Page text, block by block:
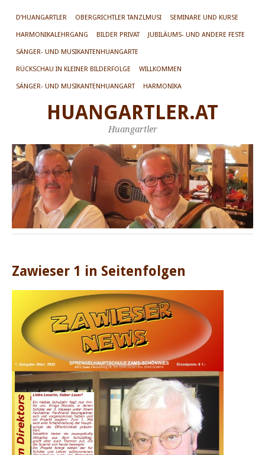
D’HUANGARTLER OBERGRICHTLER TANZLMUSI SEMINARE UND KURSE
HARMONIKALEHRGANG BILDER PRIVAT JUBILÄUMS- UND ANDERE FESTE
SÄNGER- UND MUSIKANTENHUANGARTE
RÜCKSCHAU IN KLEINER BILDERFOLGE WILLKOMMEN
SÄNGER- UND MUSIKANTENHUANGART HARMONIKA
HUANGARTLER.AT
Huangartler
Zawieser 1 in Seitenfolgen